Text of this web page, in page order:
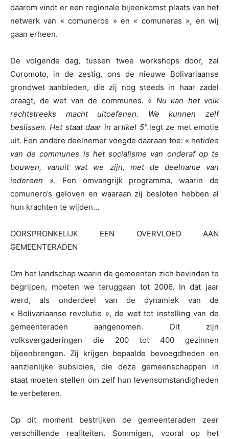
daarom vindt er een regionale bijeenkomst plaats van het
netwerk van « comuneros » en « comuneras », en wij
gaan erheen.
De volgende dag, tussen twee workshops door, zal
Coromoto, in de zestig, ons de nieuwe Bolivariaanse
grondwet aanbieden, die zij nog steeds in haar zadel
draagt, de wet van de communes. « Nu kan het volk
rechtstreeks macht uitoefenen. We kunnen zelf
beslissen. Het staat daar in artikel 5″.legt ze met emotie
uit. Een andere deelnemer voegde daaraan toe: « hetidee
van de communes is het socialisme van onderaf op te
bouwen, vanuit wat we zijn, met de deelname van
iedereen ». Een omvangrijk programma, waarin de
comunero’s geloven en waaraan zij besloten hebben al
hun krachten te wijden…
OORSPRONKELIJK EEN OVERVLOED AAN
GEMEENTERADEN
Om het landschap waarin de gemeenten zich bevinden te
begrijpen, moeten we teruggaan tot 2006. In dat jaar
werd, als onderdeel van de dynamiek van de
« Bolivariaanse revolutie », de wet tot instelling van de
gemeenteraden aangenomen. Dit zijn
volksvergaderingen die 200 tot 400 gezinnen
bijeenbrengen. Zij krijgen bepaalde bevoegdheden en
aanzienlijke subsidies, die deze gemeenschappen in
staat moeten stellen om zelf hun levensomstandigheden
te verbeteren.
Op dit moment bestrijken de gemeenteraden zeer
verschillende realiteiten. Sommigen, vooral op het